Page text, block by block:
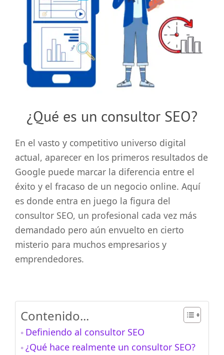
grande
¿Qué es un consultor SEO?
En el vasto y competitivo universo digital
actual, aparecer en los primeros resultados de
Google puede marcar la diferencia entre el
éxito y el fracaso de un negocio online. Aquí
es donde entra en juego la figura del
consultor SEO, un profesional cada vez más
demandado pero aún envuelto en cierto
misterio para muchos empresarios y
emprendedores.
Contenido...
Definiendo al consultor SEO
¿Qué hace realmente un consultor SEO?